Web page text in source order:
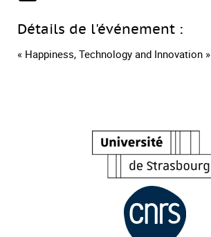
Détails de l'événement :
« Happiness, Technology and Innovation »